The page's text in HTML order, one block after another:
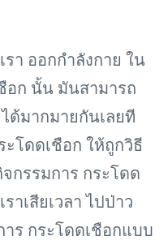
ออกกำลังกาย ใน
อก นั้น มันสามารถ
ด้มากมายกันเลยที
ะโดดเชือก ให้ถูกวิธี
จกรรมการ กระโดด
าเสียเวลา ไปป่าว
ร กระโดดเชือกแบบ